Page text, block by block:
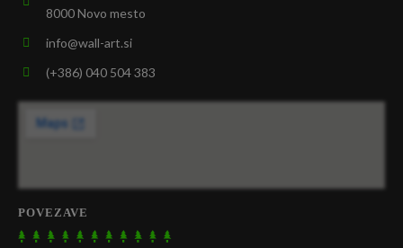
8000 Novo mesto
info@wall-art.si
(+386) 040 504 383
POVEZAVE